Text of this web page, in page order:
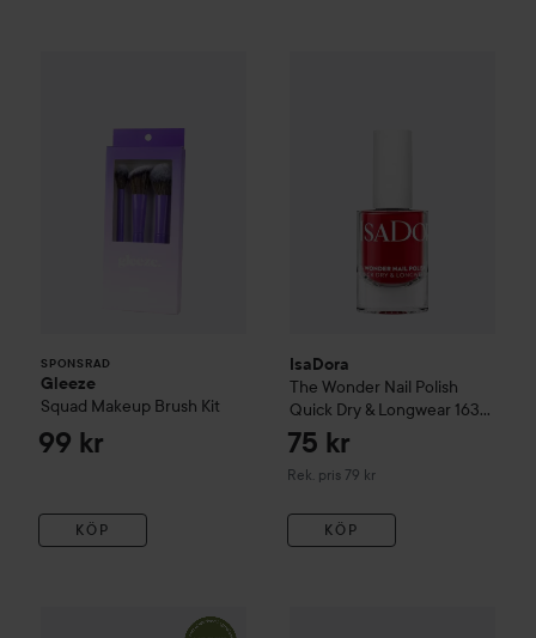
SPONSRAD
Gleeze
Squad Makeup Brush Kit
99 kr
KÖP
IsaDora
The Wonder Nail Polish
Quick Dry & Longwear 163
Summer Red
75 kr
Rek. pris 79 kr
Rekommenderat pris 79 kr
KÖP
13 Mademoiselle